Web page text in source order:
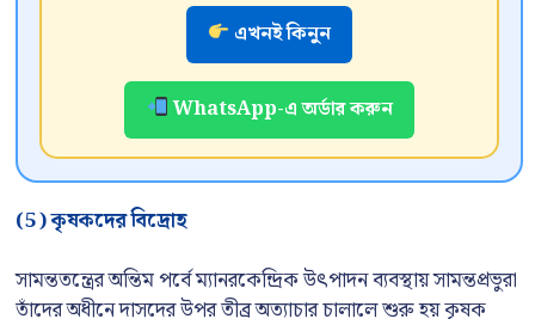
এখনই কিনুন
WhatsApp-এ অর্ডার করুন
(5) কৃষকদের বিদ্রোহ
সামন্ততন্ত্রের অন্তিম পর্বে ম্যানরকেন্দ্রিক উৎপাদন ব্যবস্থায় সামন্তপ্রভুরা
তাঁদের অধীনে দাসদের উপর তীব্র অত্যাচার চালালে শুরু হয় কৃষক